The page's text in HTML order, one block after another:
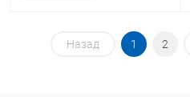
Назад 1 2